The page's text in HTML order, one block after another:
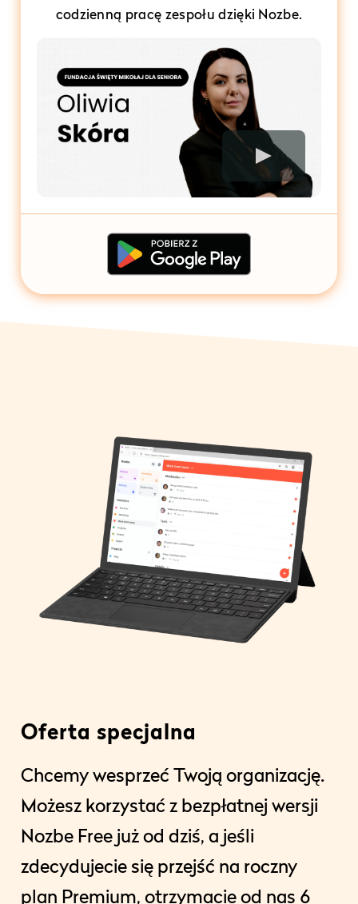
codzienną pracę zespołu dzięki Nozbe.
Play Video
Oferta specjalna
Chcemy wesprzeć Twoją organizację.
Możesz korzystać z bezpłatnej wersji
Nozbe Free już od dziś, a jeśli
zdecydujecie się przejść na roczny
plan Premium, otrzymacie od nas 6